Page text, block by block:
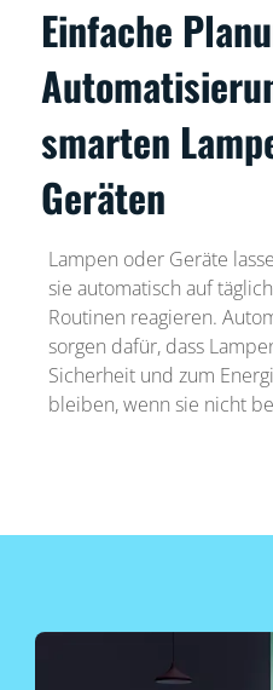
Einfache
smarten
Geräten
Lampen oder Geräte
sie automatisch auf
Routinen reagieren.
sorgen dafür, dass
Sicherheit und zum
bleiben, wenn sie nicht